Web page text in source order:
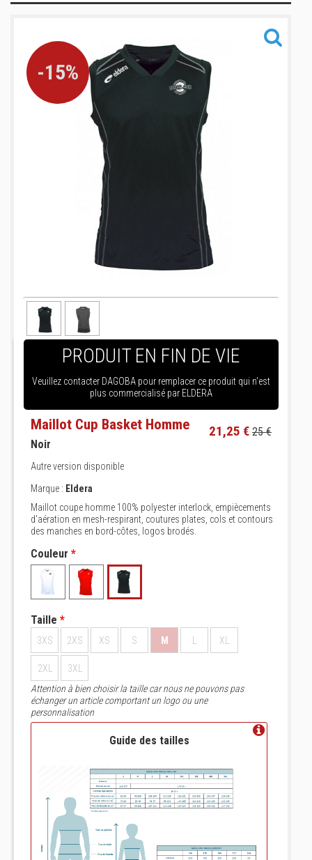
Sacs
Informations
-15%
PRODUIT EN FIN DE VIE
Veuillez contacter DAGOBA pour remplacer ce produit qui n'est
plus commercialisé par ELDERA
Maillot Cup Basket Homme 21,25 € 25 €
Noir
Autre version disponible
Marque : Eldera
Maillot coupe homme 100% polyester interlock, empiècements
d'aération en mesh-respirant, coutures plates, cols et contours
des manches en bord-côtes, logos brodés.
Couleur *
Taille *
3XS 2XS XS S M XL
2XL
3XL
Attention à bien choisir la taille car nous ne pouvons pas
échanger un article comportant un logo ou une
personnalisation
Guide des tailles